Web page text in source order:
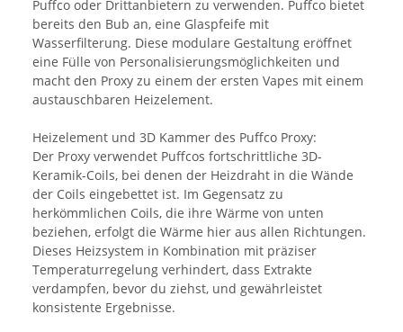
Puffco oder Drittanbietern zu verwenden. Puffco bietet
bereits den Bub an, eine Glaspfeife mit
Wasserfilterung. Diese modulare Gestaltung eröffnet
eine Fülle von Personalisierungsmöglichkeiten und
macht den Proxy zu einem der ersten Vapes mit einem
austauschbaren Heizelement.
Heizelement und 3D Kammer des Puffco Proxy:
Der Proxy verwendet Puffcos fortschrittliche 3D-
Keramik-Coils, bei denen der Heizdraht in die Wände
der Coils eingebettet ist. Im Gegensatz zu
herkömmlichen Coils, die ihre Wärme von unten
beziehen, erfolgt die Wärme hier aus allen Richtungen.
Dieses Heizsystem in Kombination mit präziser
Temperaturregelung verhindert, dass Extrakte
verdampfen, bevor du ziehst, und gewährleistet
konsistente Ergebnisse.